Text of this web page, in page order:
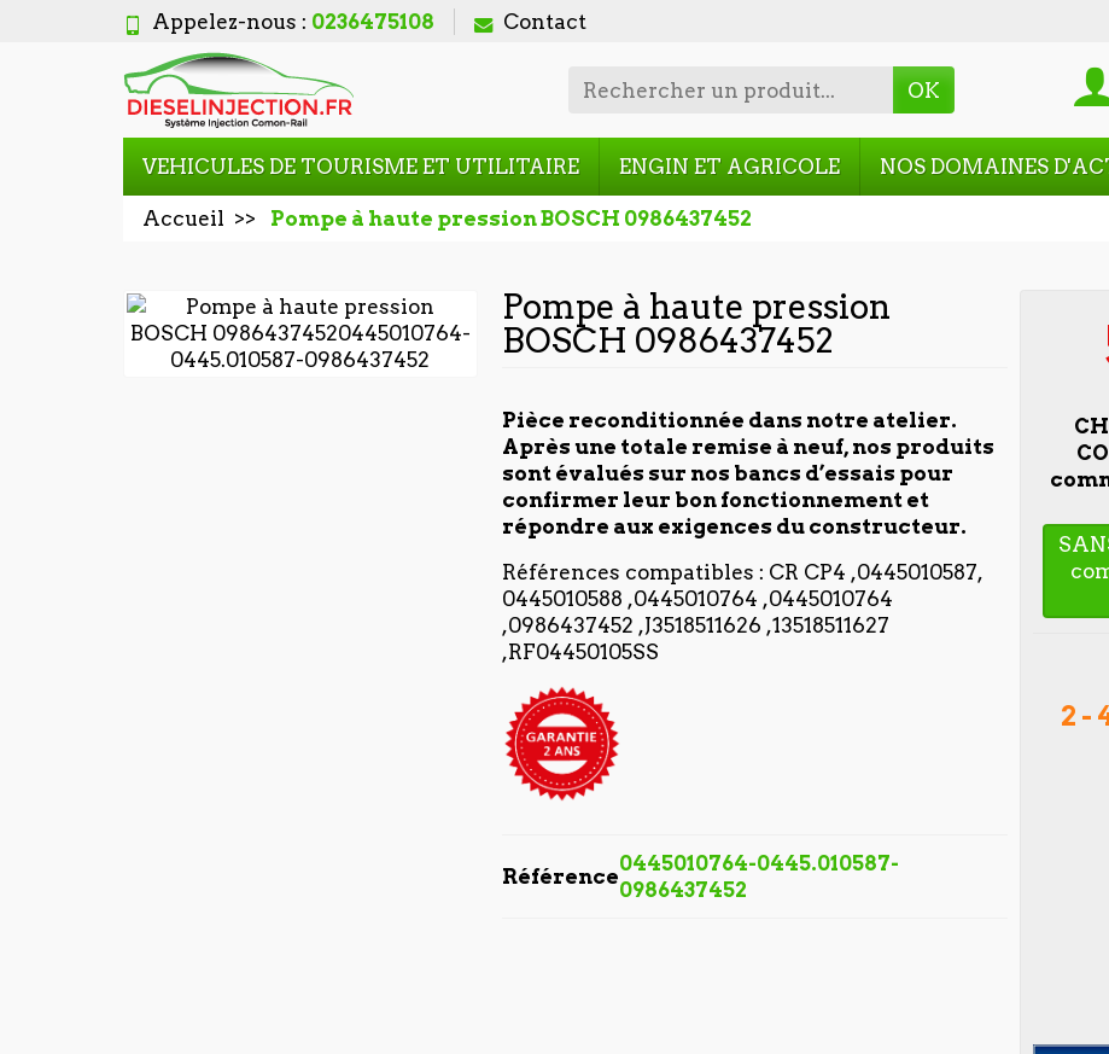
Appelez-nous : 0236475108 Contact
OK
VEHICULES DE TOURISME ET UTILITAIRE ENGIN ET AGRICOLE NOS DOMAINES
Accueil Pompe à haute pression BOSCH 0986437452
Pompe à haute pression
BOSCH 0986437452
Pièce reconditionnée dans notre atelier.
Après une totale remise à neuf, nos produits
sont évalués sur nos bancs d’essais pour
confirmer leur bon fonctionnement et
répondre aux exigences du constructeur.
Références compatibles : CR CP4 ,0445010587,
0445010588 ,0445010764 ,0445010764
,0986437452 ,J3518511626 ,13518511627
,RF04450105SS
Référence
0445010764-0445.010587-
0986437452
2 -